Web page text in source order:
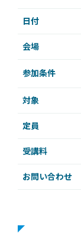
日付
会場
参加条件
対象
定員
受講料
お問い合わせ